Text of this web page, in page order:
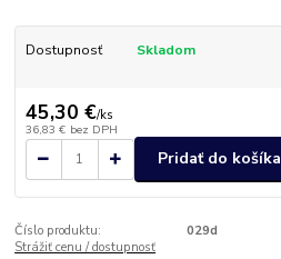
Dostupnosť Skladom
45,30 €/ks
36,83 € bez DPH
Pridať do košíka
Číslo produktu:
029d
Strážiť cenu / dostupnosť